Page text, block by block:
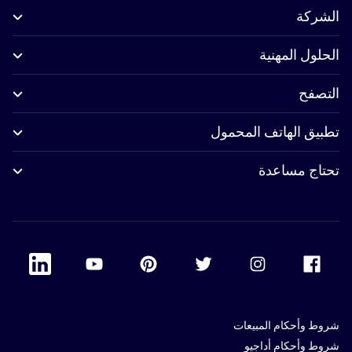
الشركة
الحلول المهنية
التصفح
تطبيق الهاتف المحمول
تحتاج مساعدة
Accor Facebook
Accor Twitter
Accor Pinterest
Accor Youtube
Linkedin
شروط وأحكام المبيعات
شروط وأحكام أداجيو